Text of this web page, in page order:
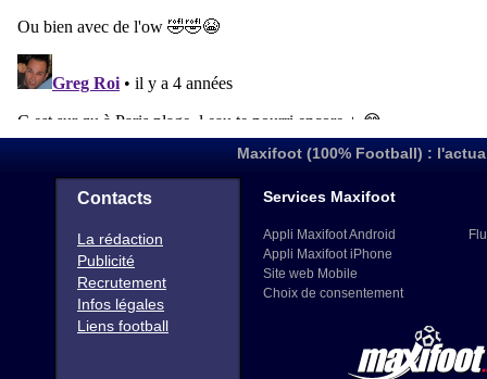
Maxifoot (100% Football) :
Contacts
La rédaction
Publicité
Recrutement
Infos légales
Liens football
Services Maxifoot
Appli Maxifoot Android
Appli Maxifoot iPhone
Site web Mobile
Choix de consentement